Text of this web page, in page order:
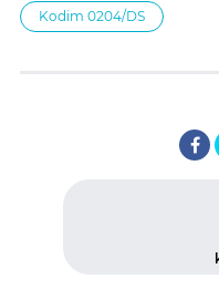
Kodim 0204/DS